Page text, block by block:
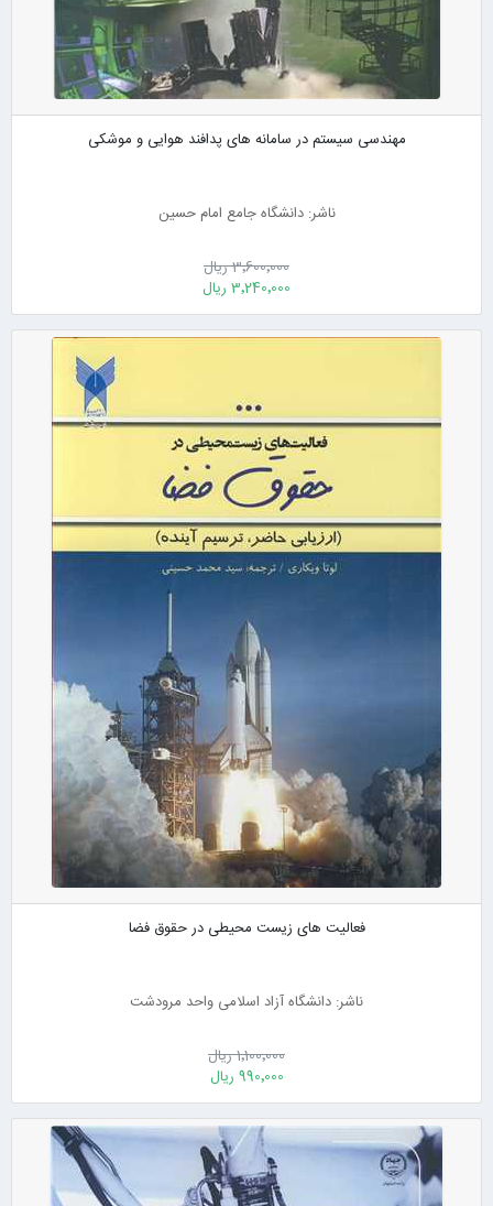
مهندسی سیستم در سامانه های پدافند هوایی و موشکی
ناشر: دانشگاه جامع امام حسین
3٬600٬000 ریال
3٬240٬000 ریال
فعالیت های زیست محیطی در حقوق فضا
ناشر: دانشگاه آزاد اسلامی واحد مرودشت
1٬100٬000 ریال
990٬000 ریال